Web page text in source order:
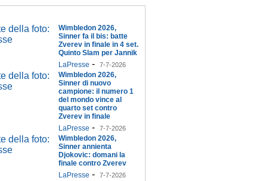
Wimbledon 2026,
Sinner fa il bis: batte
Zverev in finale in 4 set.
Quinto Slam per Jannik
LaPresse - 7-7-2026
Wimbledon 2026,
Sinner di nuovo
campione: il numero 1
del mondo vince al
quarto set contro
Zverev in finale
LaPresse - 7-7-2026
Wimbledon 2026,
Sinner annienta
Djokovic: domani la
finale contro Zverev
LaPresse - 7-7-2026